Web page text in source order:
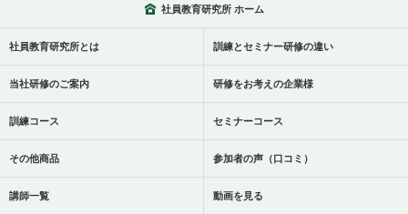
社員教育研究所 ホーム
社員教育研究所とは 訓練とセミナー研修の違い
当社研修のご案内 研修をお考えの企業様
訓練コース セミナーコース
その他商品 参加者の声（口コミ）
講師一覧 動画を見る